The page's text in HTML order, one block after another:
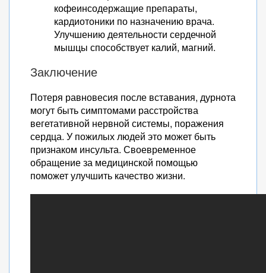
кофеинсодержащие препараты,
кардиотоники по назначению врача.
Улучшению деятельности сердечной
мышцы способствует калий, магний.
Заключение
Потеря равновесия после вставания, дурнота
могут быть симптомами расстройства
вегетативной нервной системы, поражения
сердца. У пожилых людей это может быть
признаком инсульта. Своевременное
обращение за медицинской помощью
поможет улучшить качество жизни.